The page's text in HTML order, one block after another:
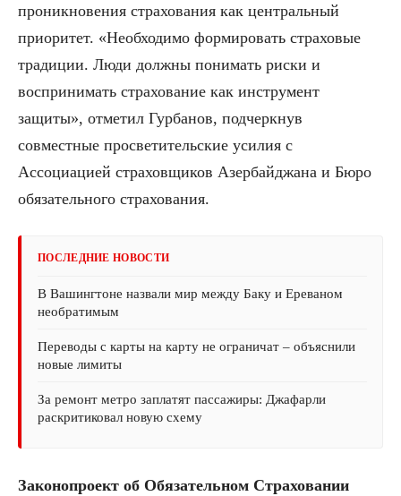
проникновения страхования как центральный
приоритет. «Необходимо формировать страховые
традиции. Люди должны понимать риски и
воспринимать страхование как инструмент
защиты», отметил Гурбанов, подчеркнув
совместные просветительские усилия с
Ассоциацией страховщиков Азербайджана и Бюро
обязательного страхования.
ПОСЛЕДНИЕ НОВОСТИ
В Вашингтоне назвали мир между Баку и Ереваном
необратимым
Переводы с карты на карту не ограничат – объяснили
новые лимиты
За ремонт метро заплатят пассажиры: Джафарли
раскритиковал новую схему
Законопроект об Обязательном Страховании